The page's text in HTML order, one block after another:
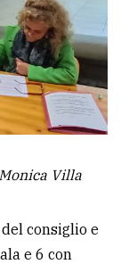
Villa
consiglio e
e 6 con